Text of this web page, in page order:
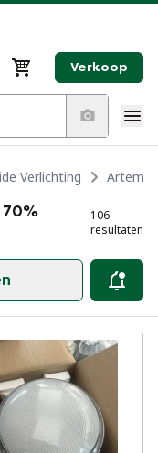
Verkoop
Verlichting
70%
106
resultaten